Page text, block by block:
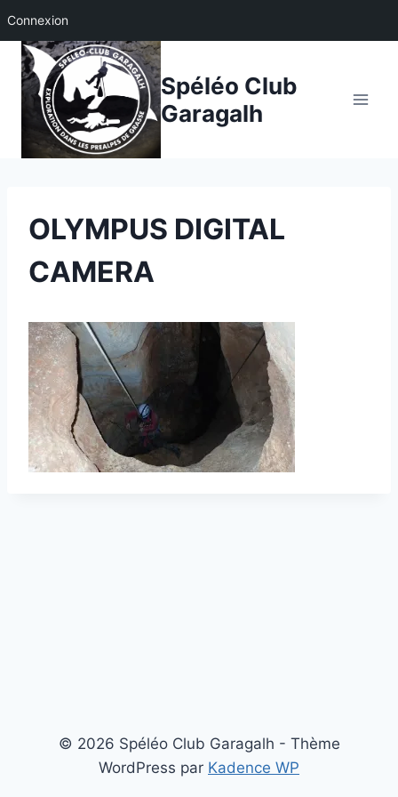
Connexion
Aller
contenu
Spéléo Club
Garagalh
OLYMPUS DIGITAL
CAMERA
© 2026 Spéléo Club Garagalh - Thème
WordPress par Kadence WP